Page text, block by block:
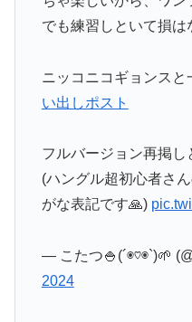
でも練習しといて損は
ニッコニコギョンスと
い出しポスト
フルバージョン再掲
(ハングル超初心者さ
がな表記です🙏)
— こたつ🍚(´◉♡◉`)🌱
2024